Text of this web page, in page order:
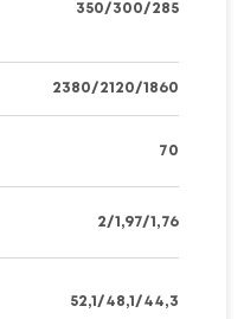
350/300/285
2380/2120/1860
70
2/1,97/1,76
52,1/48,1/44,3